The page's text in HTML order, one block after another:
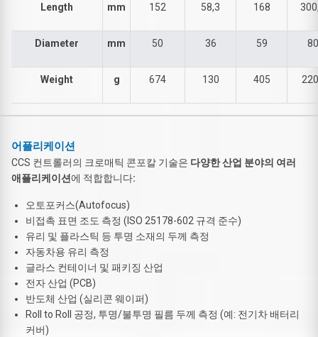
Length mm 152 58,3 168
Diameter mm 50 36 59 80
Weight g 674 130 405
어플리케이션
CCS 컨트롤러의 크로매틱 콘포칼 기술은 다양한 산업 분야의 여러
애플리케이션에 적합합니다:
오토포커스(Autofocus)
비접촉 표면 조도 측정 (ISO 25178-602 규격 준수)
유리 및 플라스틱 등 투명 소재의 두께 측정
자동차용 유리 측정
글라스 컨테이너 및 패키징 산업
전자 산업 (PCB)
반도체 산업 (실리콘 웨이퍼)
Roll to Roll 공정, 투명/불투명 필름 두께 측정 (예: 전기차 배터리
커버)